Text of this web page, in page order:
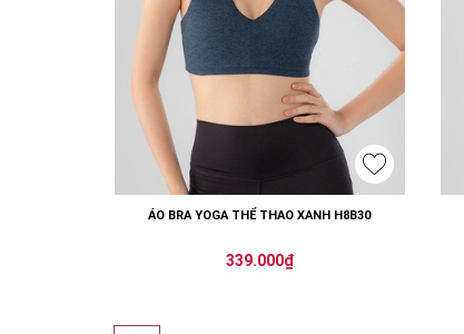
ÁO BRA YOGA THỂ THAO XANH H8B30
339.000₫